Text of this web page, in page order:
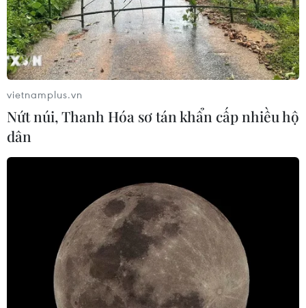
TIN CÙNG CHUYÊN MỤC
Bổ sung một số chức danh có thẩm
quyền xử phạt vi phạm hành chính
vietnamplus.vn
Nứt núi, Thanh Hóa sơ tán khẩn cấp nhiều hộ
dân